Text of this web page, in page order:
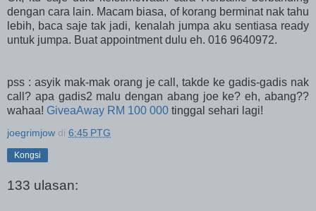
dengan cara lain. Macam biasa, of korang berminat nak tahu
lebih, baca saje tak jadi, kenalah jumpa aku sentiasa ready
untuk jumpa. Buat appointment dulu eh. 016 9640972.
pss : asyik mak-mak orang je call, takde ke gadis-gadis nak
call? apa gadis2 malu dengan abang joe ke? eh, abang??
wahaa! GiveaAway RM 100 000 tinggal sehari lagi!
joegrimjow di 6:45 PTG
Kongsi
133 ulasan: